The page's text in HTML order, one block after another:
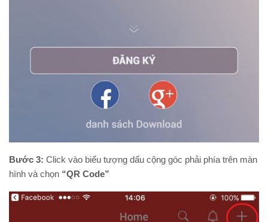
Bước 3: Click vào biểu tượng dấu cộng góc phải phía trên màn
hình và chọn “QR Code”